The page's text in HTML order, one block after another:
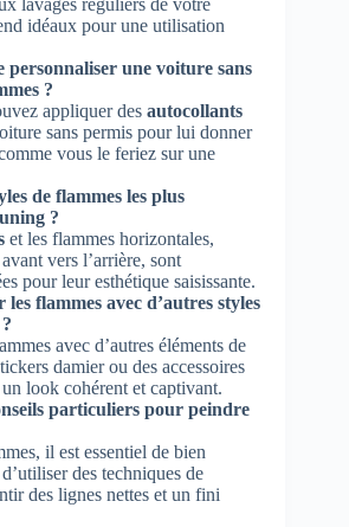
idéaux pour une utilisation
personnaliser une voiture sans
?
appliquer des autocollants
sans permis pour lui donner
vous le feriez sur une
de flammes les plus
?
et les flammes horizontales,
vers l’arrière, sont
pour leur esthétique saisissante.
flammes avec d’autres styles
avec d’autres éléments de
damier ou des accessoires
look cohérent et captivant.
particuliers pour peindre
il est essentiel de bien
des techniques de
des lignes nettes et un fini